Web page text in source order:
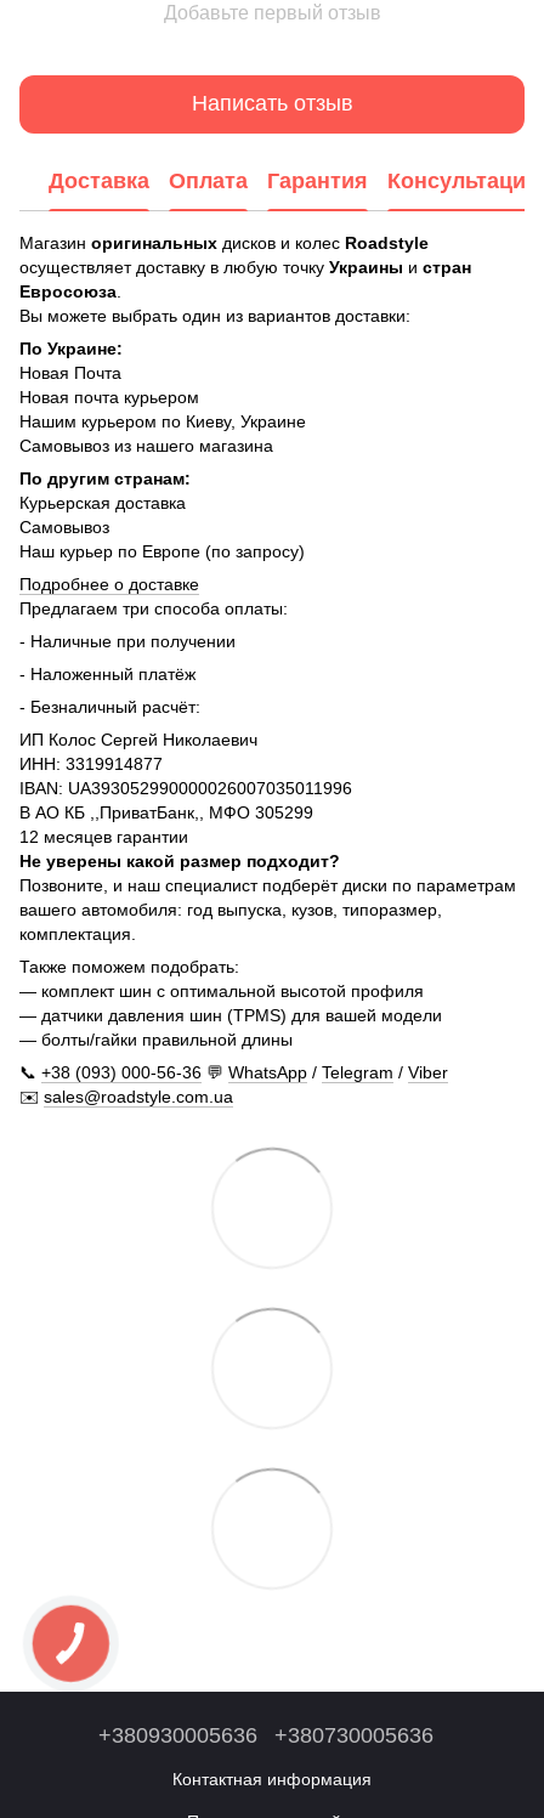
Добавьте первый отзыв
Написать отзыв
Доставка Оплата Гарантия Консультация
Магазин оригинальных дисков и колес Roadstyle
осуществляет доставку в любую точку Украины и стран
Евросоюза
Вы можете выбрать один из вариантов доставки:
По Украине:
Новая Почта
Новая почта курьером
Нашим курьером по Киеву, Украине
Самовывоз из нашего магазина
По другим странам:
Курьерская доставка
Самовывоз
Наш курьер по Европе (по запросу)
Подробнее о доставке
Предлагаем три способа оплаты:
- Наличные при получении
- Наложенный платёж
- Безналичный расчёт:
ИП Колос Сергей Николаевич
ИНН: 3319914877
IBAN: UA393052990000026007035011996
В АО КБ ,,ПриватБанк,, МФО 305299
12 месяцев гарантии
Не уверены какой размер подходит?
Позвоните, и наш специалист подберёт диски по параметрам
вашего автомобиля: год выпуска, кузов, типоразмер,
комплектация.
Также поможем подобрать:
— комплект шин с оптимальной высотой профиля
— датчики давления шин (TPMS) для вашей модели
— болты/гайки правильной длины
📞 +38 (093) 000-56-36 💬 WhatsApp / Telegram / Viber
✉️ sales@roadstyle.com.ua
+380930005636 +380730005636
Контактная информация